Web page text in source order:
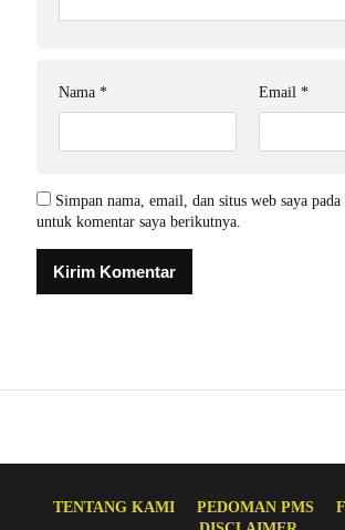
Nama * Email *
Simpan nama, email, dan situs web saya
untuk komentar saya berikutnya.
TENTANG KAMI PEDOMAN PMS